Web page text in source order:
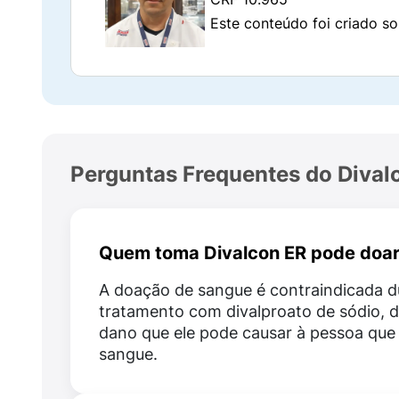
crises de ausência.
Prevenção da Enxaqueca
É utilizado para prevenir a enxaqueca em
tratamento de crises agudas de
Qual a composição do Divalcon
Além disso, o medicamento possui outras
celulose microcristalina, lactose
É importante ter atenção a esses
Como Divalcon ER funciona?
Este conteúdo foi criado
Perguntas Frequentes do
Quem toma Divalcon ER pode
A doação de sangue é contraindicada
tratamento com divalproato de sódio,
dano que ele pode causar à pessoa
sangue.